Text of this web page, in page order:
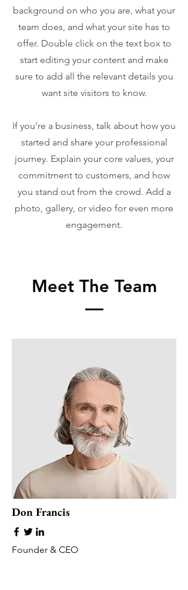
background on who you are, what your
team does, and what your site has to
offer. Double click on the text box to
start editing your content and make
sure to add all the relevant details you
want site visitors to know.
If you’re a business, talk about how you
started and share your professional
journey. Explain your core values, your
commitment to customers, and how
you stand out from the crowd. Add a
photo, gallery, or video for even more
engagement.
Meet The Team
Don Francis
Founder & CEO